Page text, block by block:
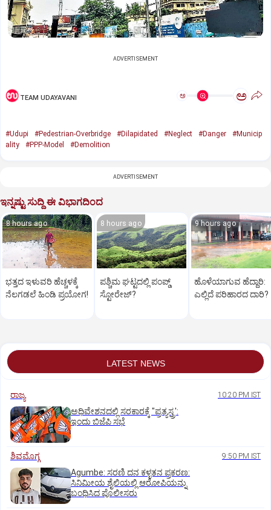
ADVERTISEMENT
TEAM UDAYAVANI ಅ ಅ
#Udupi #Pedestrian-Overbridge #Dilapidated #Neglect #Danger
#Municip
ality
#PPP-Model #Demolition
ADVERTISEMENT
ಇನ್ನಷ್ಟು ಸುದ್ದಿ ಈ ವಿಭಾಗದಿಂದ
8 hours ago
ಭತ್ತದ ಇಳುವರಿ ಹೆಚ್ಚಳಕ್ಕೆ
ನೆಲಗಡಲೆ ಹಿಂಡಿ ಪ್ರಯೋಗ!
8 hours ago
ಪಶ್ಚಿಮ ಘಟ್ಟದಲ್ಲಿ ಪಂಪ್ಡ್
ಸ್ಟೋರೇಜ್‌?
9 hours ago
ಹೊಳೆಯಾಗುವ ಹೆದ್ದಾರಿ:
ಎಲ್ಲಿದೆ ಪರಿಹಾರದ ದಾರಿ?
LATEST NEWS
ರಾಜ್ಯ 10:20 PM IST
ಅಧಿವೇಶನದಲ್ಲಿ ಸರಕಾರಕ್ಕೆ "ಪ್ರತ್ಯಸ್ತ್ರ':
ಇಂದು ಬಿಜೆಪಿ ಸಭೆ
ಶಿವಮೊಗ್ಗ 9:50 PM IST
Agumbe: ಸರಣಿ ದನ ಕಳ್ಳತನ ಪ್ರಕರಣ:
ಸಿನಿಮೀಯ ಶೈಲಿಯಲ್ಲಿ ಆರೋಪಿಯನ್ನು
ಬಂಧಿಸಿದ ಪೊಲೀಸರು